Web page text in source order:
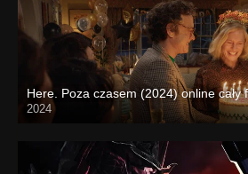
Here. Poza czasem (2024) online cały
2024